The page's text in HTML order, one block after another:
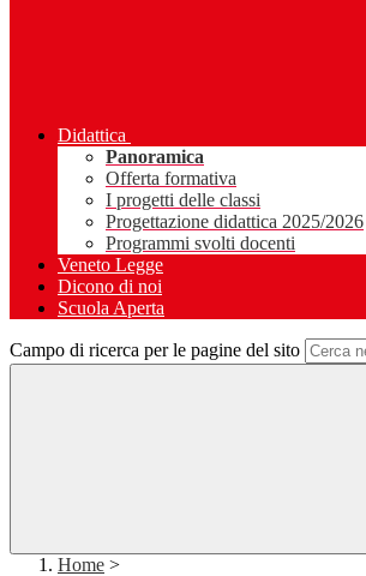
Didattica
Panoramica
Offerta formativa
I progetti delle classi
Progettazione didattica 2025/2026
Programmi svolti docenti
Veneto Legge
Dicono di noi
Scuola Aperta
Campo di ricerca per le pagine del sito
Home >